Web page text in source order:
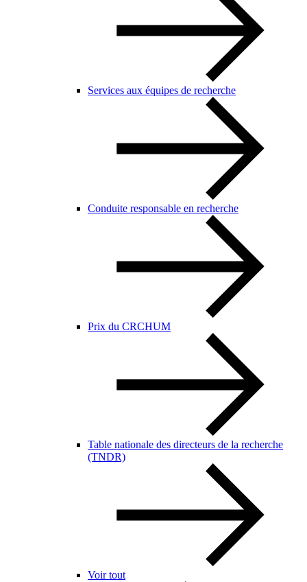
Services aux équipes de recherche
Conduite responsable en recherche
Prix du CRCHUM
Table nationale des directeurs de la recherche
(TNDR)
Voir tout